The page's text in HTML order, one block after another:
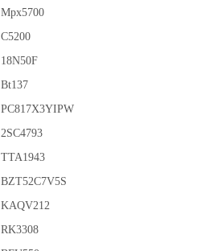
Mpx5700
C5200
18N50F
Bt137
PC817X3YIPW
2SC4793
TTA1943
BZT52C7V5S
KAQV212
RK3308